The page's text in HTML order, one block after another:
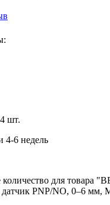
4 шт.
4-6 недель
для товара
PNP/NO, 0–6 мм,